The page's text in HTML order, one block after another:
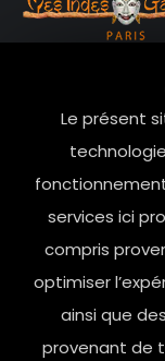
Le présent
services ici
compris
optimiser
ainsi que
provenant de
Le Marais,
01.42.72.42.51